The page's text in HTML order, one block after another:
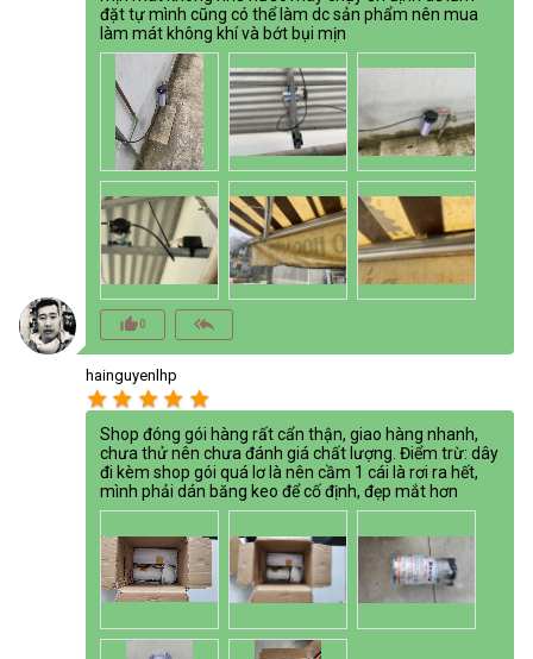
đặt tự mình cũng có thể làm dc sản phẩm nên mua
làm mát không khí và bớt bụi mịn
thumb_up_alt0 reply_all
hainguyenlhp
star star star star star
Shop đóng gói hàng rất cẩn thận, giao hàng nhanh,
chưa thử nên chưa đánh giá chất lượng. Điểm trừ: dây
đi kèm shop gói quá lơ là nên cầm 1 cái là rơi ra hết,
mình phải dán băng keo để cố định, đẹp mắt hơn